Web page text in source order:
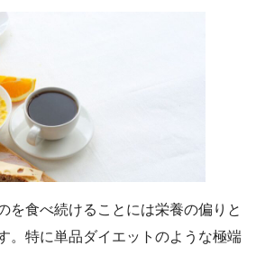
を食べ続けることには栄養の偏りと
。特に単品ダイエットのような極端